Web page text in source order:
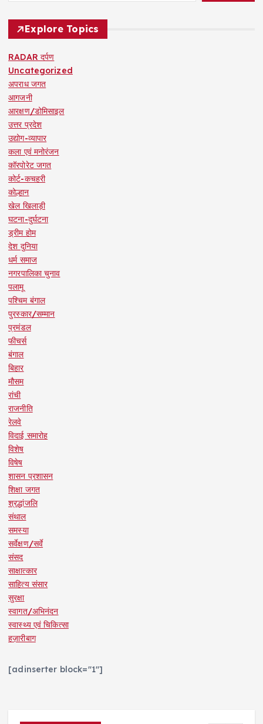
Explore Topics
RADAR दर्पण
Uncategorized
अपराध जगत
आगजनी
आरक्षण/डोमिसाइल
उत्तर प्रदेश
उद्योग-व्यापार
कला एवं मनोरंजन
कॉरपोरेट जगत
कोर्ट-कचहरी
कोल्हान
खेल खिलाड़ी
घटना-दुर्घटना
ड्रीम होम
देश दुनिया
धर्म समाज
नगरपालिका चुनाव
पलामू
पश्चिम बंगाल
पुरस्कार/सम्मान
प्रमंडल
फीचर्स
बंगाल
बिहार
मौसम
रांची
राजनीति
रेलवे
विदाई समारोह
विशेष
विषेष
शासन प्रशासन
शिक्षा जगत
श्रद्धांजलि
संथाल
समस्या
सर्वेक्षण/सर्वे
संसद
साक्षात्कार
साहित्य संसार
सुरक्षा
स्वागत/अभिनंदन
स्वास्थ्य एवं चिकित्सा
हज़ारीबाग
[adinserter block="1"]